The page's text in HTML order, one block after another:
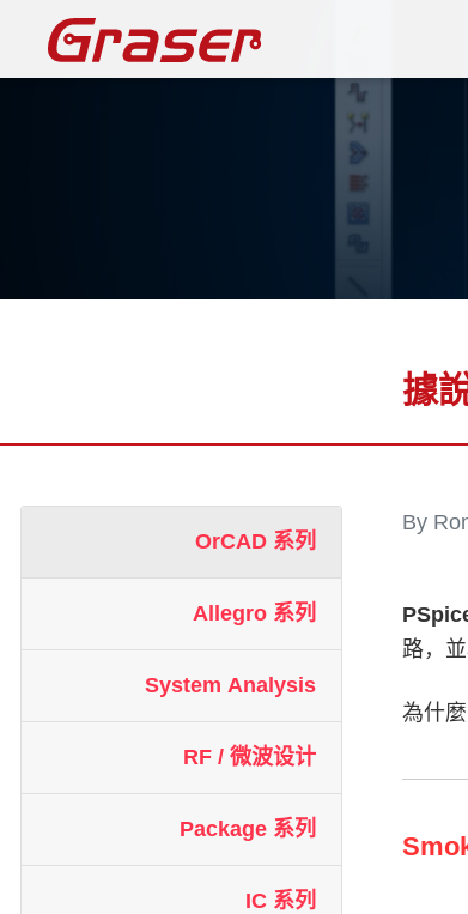
據
OrCAD 系列
Allegro 系列
System Analysis
RF / 微波设计
Package 系列
IC 系列
By
路，
為什